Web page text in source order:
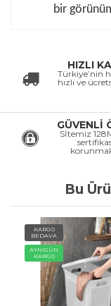
bir
HIZLI
Türkiye’nin
hızlı ve
GÜVENLİ
Sİtemiz
Bu
KARGO
BEDAVA
AYNIGÜN
KARGO